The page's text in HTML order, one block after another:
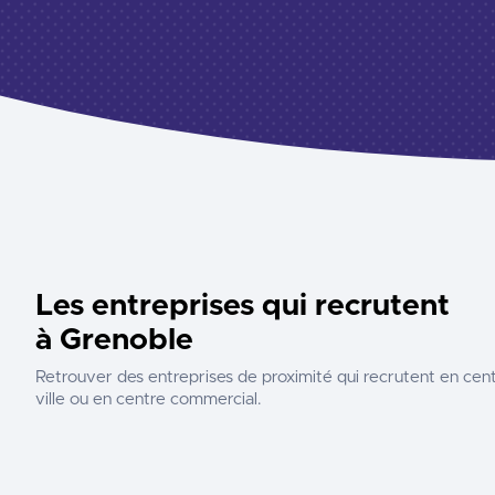
Les entreprises qui recrutent
à Grenoble
Retrouver des entreprises de proximité qui recrutent en
ville ou en centre commercial.